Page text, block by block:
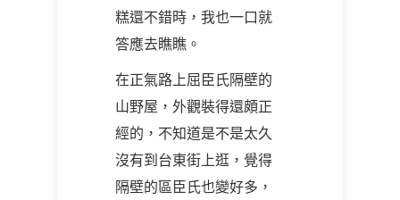
糕還不錯時，我也一口就
答應去瞧瞧。
在正氣路上屈臣氏隔壁的
山野屋，外觀裝得還頗正
經的，不知道是不是太久
沒有到台東街上逛，覺得
隔壁的區臣氏也變好多，